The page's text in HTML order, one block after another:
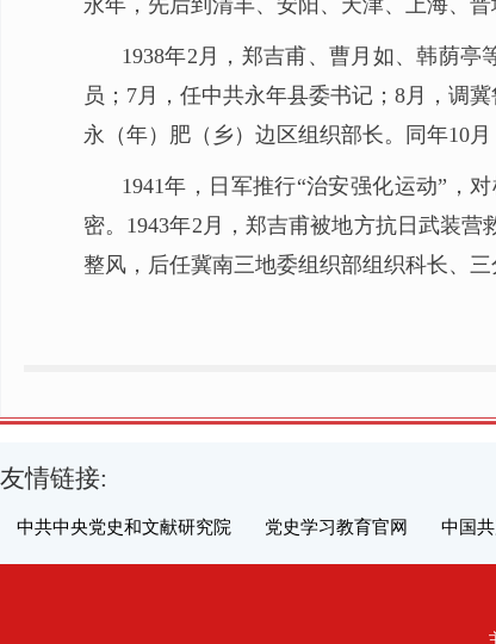
永年，先后到清丰、安阳、天津、上海、晋
1938年2月，郑吉甫、曹月如、韩荫
员；7月，任中共永年县委书记；8月，调
永（年）肥（乡）边区组织部长。同年10
1941年，日军推行“治安强化运动”，
密。1943年2月，郑吉甫被地方抗日武装
整风，后任冀南三地委组织部组织科长、
友情链接:
中共中央党史和文献研究院 党史学习教育官网 中国